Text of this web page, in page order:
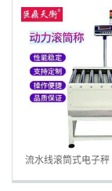
流水线滚筒式电子秤
秤 自动检重滚